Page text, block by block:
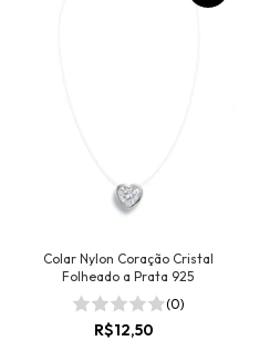
Colar Nylon Coração Cristal
Folheado a Prata 925
(0)
R$12,50